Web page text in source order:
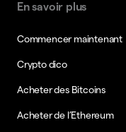
En savoir plus
Commencer maintenant
Crypto dico
Acheter des Bitcoins
Acheter de l’Ethereum